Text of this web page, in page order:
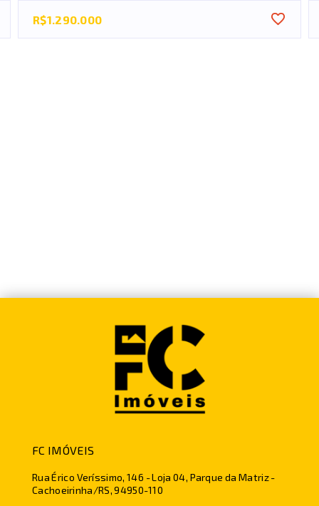
R$1.290.000
FC IMÓVEIS
Rua Érico Veríssimo, 146 - Loja 04, Parque da Matriz -
Cachoeirinha/RS, 94950-110